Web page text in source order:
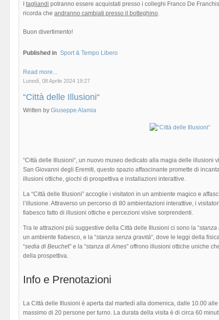
tagliandi potranno essere acquistati presso i colleghi Franco De
ricorda che andranno cambiati presso il botteghino.
Buon divertimento!
Published in Sport & Tempo Libero
Read more...
Lunedì, 08 Aprile 2024 19:27
“Città delle Illusioni“
Written by Giuseppe Alamia
“Città delle Illusioni“, un nuovo museo dedicato alla magia delle illusioni
San Giovanni degli Eremiti, questo spazio affascinante promette di
illusioni ottiche, giochi di prospettiva e installazioni interattive.
La “Città delle Illusioni” accoglie i visitatori in un ambiente magico e
l’illusione. Attraverso un percorso di 80 ambientazioni interattive, i
fiabesco fatto di illusioni ottiche e percezioni visive sorprendenti.
Tra le attrazioni più suggestive della Città delle Illusioni ci sono la “stanza
un ambiente fiabesco, e la “stanza senza gravità“, dove le leggi della
“sedia di Beuchet” e la “stanza di Ames” offrono illusioni ottiche uniche
della prospettiva.
Info e Prenotazioni
La Città delle Illusioni è aperta dal martedì alla domenica, dalle 10.00
massimo di 20 persone per turno. La durata della visita è di circa 60